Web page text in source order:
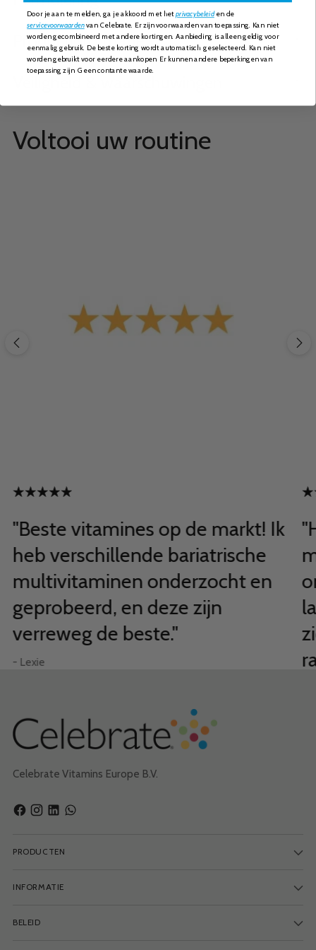
Productinformatie
Veiligheid & waarschuwingen
Voltooi uw routine
"Beste vitamines op de markt! Ik
heb verschillende bariatrische
multivitaminen onderzocht en
geprobeerd, en deze zijn
verreweg de beste."
- Lexie
Celebrate Vitamins Europe B.V.
PRODUCTEN
INFORMATIE
BELEID
Door je aan te melden, ga je akkoord met hetprivacybeleiden​ de
servicevoorwaardenvan Celebrate. Er zijn voorwaarden van toepassing. Kan niet
worden gecombineerd met andere kortingen. Aanbieding is alleen geldig voor
eenmalig gebruik. De beste korting wordt automatisch geselecteerd. Kan niet
worden gebruikt voor eerdere aankopen. Er kunnen andere beperkingen van
toepassing zijn. Geen contante waarde.